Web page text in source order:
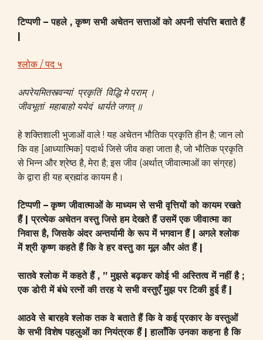
टिप्पणी – पहले , कृष्ण सभी अचेतन सत्ताओं को अपनी संपत्ति बताते हैं
|
श्लोक / पद ५
अपरेयमितस्त्वन्यां प्रकृतिं विद्धि मे पराम् ।
जीवभूतां महाबाहो ययेदं धार्यते जगत् ॥
हे शक्तिशाली भुजाओं वाले ! यह अचेतन भौतिक प्रकृति हीन है; जान लो
कि वह [आध्यात्मिक] पदार्थ जिसे जीव कहा जाता है, जो भौतिक प्रकृति
से भिन्न और श्रेष्ठ है, मेरा है; इस जीव (अर्थात् जीवात्माओं का संग्रह)
के द्वारा ही यह ब्रह्मांड कायम है।
टिप्पणी – कृष्ण जीवात्माओं के माध्यम से सभी वृत्तियों को कायम रखते
हैं | प्रत्येक अचेतन वस्तु जिसे हम देखते हैं उसमें एक जीवात्मा का
निवास है, जिसके अंदर अन्तर्यामी के रूप में भगवान हैं | अगले श्लोक
में श्री कृष्ण कहते हैं कि वे हर वस्तु का मूल और अंत हैं |
सातवे श्लोक में कहते हैं , ” मुझसे बढ़कर कोई भी अस्तित्व में नहीं है ;
एक डोरी में बंधे रत्नों की तरह ये सभी वस्तुएँ मुझ पर टिकी हुई हैं |
आठवे से बारहवे श्लोक तक वे बताते हैं कि वे कई प्रकार के वस्तुओं
के सभी विशेष पहलुओं का नियंत्रक हैं | हालाँकि उनका कहना है कि